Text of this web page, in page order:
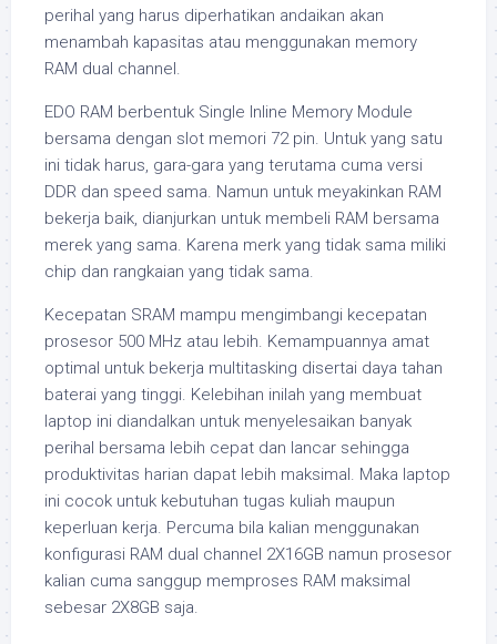
perihal yang harus diperhatikan andaikan akan
menambah kapasitas atau menggunakan memory
RAM dual channel.
EDO RAM berbentuk Single Inline Memory Module
bersama dengan slot memori 72 pin. Untuk yang satu
ini tidak harus, gara-gara yang terutama cuma versi
DDR dan speed sama. Namun untuk meyakinkan RAM
bekerja baik, dianjurkan untuk membeli RAM bersama
merek yang sama. Karena merk yang tidak sama miliki
chip dan rangkaian yang tidak sama.
Kecepatan SRAM mampu mengimbangi kecepatan
prosesor 500 MHz atau lebih. Kemampuannya amat
optimal untuk bekerja multitasking disertai daya tahan
baterai yang tinggi. Kelebihan inilah yang membuat
laptop ini diandalkan untuk menyelesaikan banyak
perihal bersama lebih cepat dan lancar sehingga
produktivitas harian dapat lebih maksimal. Maka laptop
ini cocok untuk kebutuhan tugas kuliah maupun
keperluan kerja. Percuma bila kalian menggunakan
konfigurasi RAM dual channel 2X16GB namun prosesor
kalian cuma sanggup memproses RAM maksimal
sebesar 2X8GB saja.